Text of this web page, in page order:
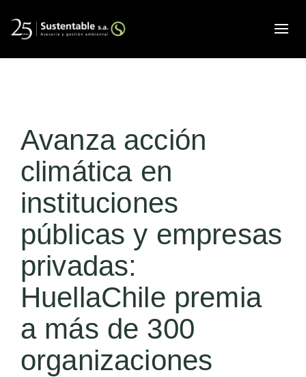
Avanza acción
climática en
instituciones
públicas y empresas
privadas:
HuellaChile premia
a más de 300
organizaciones